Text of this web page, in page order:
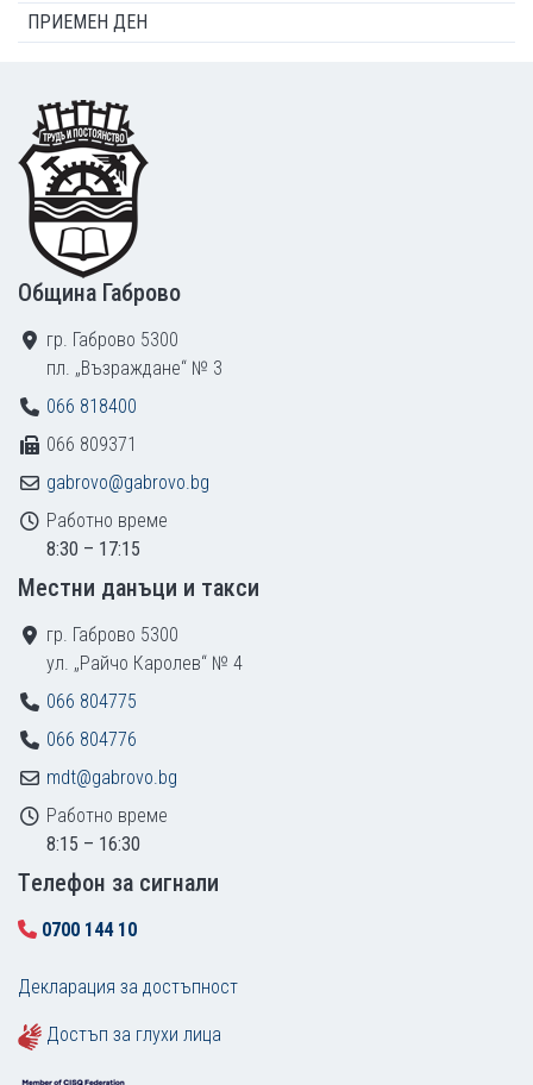
ПРИЕМЕН ДЕН
Footer
Община Габрово
гр. Габрово 5300
пл. „Възраждане“ № 3
066 818400
066 809371
gabrovo@gabrovo.bg
Работно време
8:30 – 17:15
Местни данъци и такси
гр. Габрово 5300
ул. „Райчо Каролев“ № 4
066 804775
066 804776
mdt@gabrovo.bg
Работно време
8:15 – 16:30
Tелефон за сигнали
0700 144 10
Декларация за достъпност
Достъп за глухи лица